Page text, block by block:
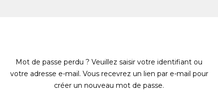
Mot de passe perdu ? Veuillez saisir votre identifiant ou
votre adresse e-mail. Vous recevrez un lien par e-mail pour
créer un nouveau mot de passe.